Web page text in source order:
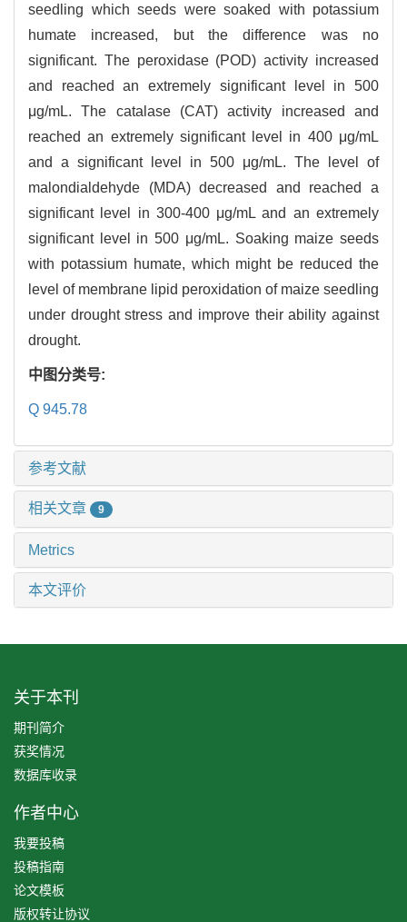
seedling which seeds were soaked with potassium
humate increased, but the difference was no
significant. The peroxidase (POD) activity increased
and reached an extremely significant level in 500
μg/mL. The catalase (CAT) activity increased and
reached an extremely significant level in 400 μg/mL
and a significant level in 500 μg/mL. The level of
malondialdehyde (MDA) decreased and reached a
significant level in 300-400 μg/mL and an extremely
significant level in 500 μg/mL. Soaking maize seeds
with potassium humate, which might be reduced the
level of membrane lipid peroxidation of maize seedling
under drought stress and improve their ability against
drought.
中图分类号:
Q 945.78
参考文献
相关文章 9
Metrics
本文评价
关于本刊
期刊简介
获奖情况
数据库收录
作者中心
我要投稿
投稿指南
论文模板
版权转让协议